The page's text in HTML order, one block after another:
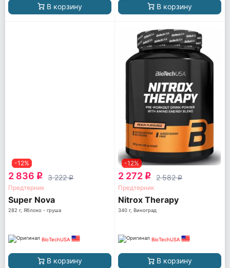
В корзину В корзину
-12%
2 836 q 3 222q
Предтерник
Super Nova
282 г, Яблоко - груша
BioTechUSA
В корзину
-12%
2 272 q 2 582q
Предтерник
Nitrox Therapy
340 г, Виноград
BioTechUSA
В корзину